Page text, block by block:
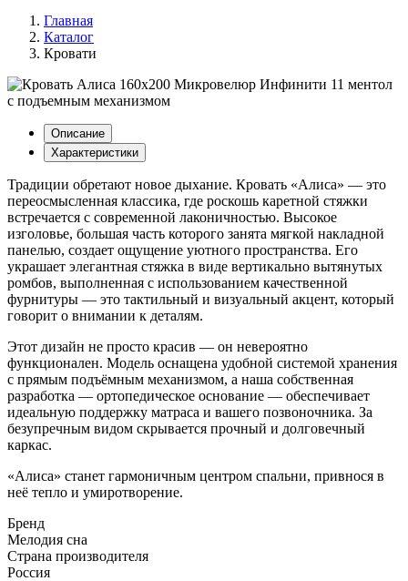
Главная
Каталог
Кровати
Описание
Характеристики
Традиции обретают новое дыхание. Кровать «Алиса» — это
переосмысленная классика, где роскошь каретной стяжки
встречается с современной лаконичностью. Высокое
изголовье, большая часть которого занята мягкой накладной
панелью, создает ощущение уютного пространства. Его
украшает элегантная стяжка в виде вертикально вытянутых
ромбов, выполненная с использованием качественной
фурнитуры — это тактильный и визуальный акцент, который
говорит о внимании к деталям.
Этот дизайн не просто красив — он невероятно
функционален. Модель оснащена удобной системой хранения
с прямым подъёмным механизмом, а наша собственная
разработка — ортопедическое основание — обеспечивает
идеальную поддержку матраса и вашего позвоночника. За
безупречным видом скрывается прочный и долговечный
каркас.
«Алиса» станет гармоничным центром спальни, привнося в
неё тепло и умиротворение.
Бренд
Мелодия сна
Страна производителя
Россия